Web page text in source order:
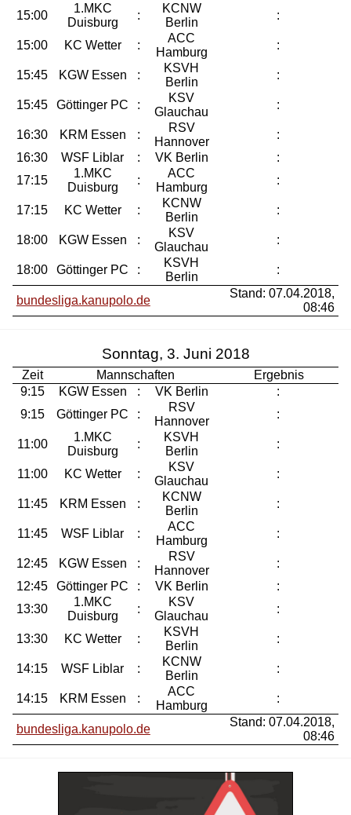
15:00
1.MKC
Duisburg
:
KCNW
Berlin
:
15:00 KC Wetter :
ACC
Hamburg
:
15:45 KGW Essen :
KSVH
Berlin
:
15:45 Göttinger PC :
KSV
Glauchau
:
16:30 KRM Essen :
RSV
Hannover
:
16:30
WSF Liblar : VK Berlin
:
17:15
1.MKC
Duisburg
:
ACC
Hamburg
:
17:15 KC Wetter :
KCNW
Berlin
:
18:00 KGW Essen :
KSV
Glauchau
:
18:00 Göttinger PC :
KSVH
Berlin
:
bundesliga.kanupolo.de
Stand: 07.04.2018,
08:46
Sonntag, 3. Juni 2018
Zeit Mannschaften
Ergebnis
9:15
KGW Essen : VK Berlin
:
9:15
Göttinger PC :
RSV
Hannover
:
11:00
1.MKC
Duisburg
:
KSVH
Berlin
:
11:00 KC Wetter :
KSV
Glauchau
:
11:45 KRM Essen :
KCNW
Berlin
:
11:45 WSF Liblar :
ACC
Hamburg
:
12:45 KGW Essen :
RSV
Hannover
:
12:45
Göttinger PC : VK Berlin
:
13:30
1.MKC
Duisburg
:
KSV
Glauchau
:
13:30 KC Wetter :
KSVH
Berlin
:
14:15 WSF Liblar :
KCNW
Berlin
:
14:15 KRM Essen :
ACC
Hamburg
:
bundesliga.kanupolo.de
Stand: 07.04.2018,
08:46